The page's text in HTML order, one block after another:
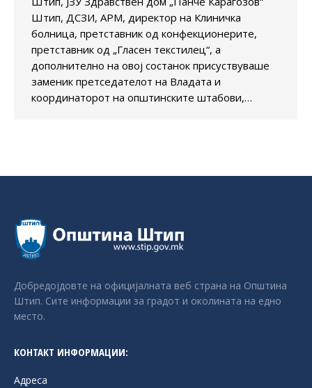
Штип, ДСЗИ, АРМ, директор на Клиничка
болница, претставник од конфекционерите,
претставник од „Гласен текстилец“, а
дополнително на овој состанок присуствуваше
заменик претседателот на Владата и
координаторот на општинските штабови,…
Добредојдовте на официјалната веб страна на Општина
Штип. Сите информации за градот и околината на едно
место.
КОНТАКТ ИНФОРМАЦИИ:
Адреса